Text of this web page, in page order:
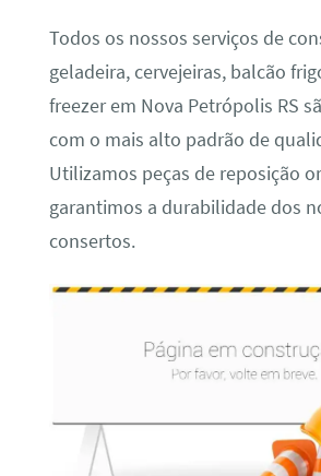
Todos os nossos serviços de
geladeira, cervejeiras, balcão
freezer em Nova Petrópolis RS
com o mais alto padrão de
Utilizamos peças de reposição
garantimos a durabilidade dos
consertos.